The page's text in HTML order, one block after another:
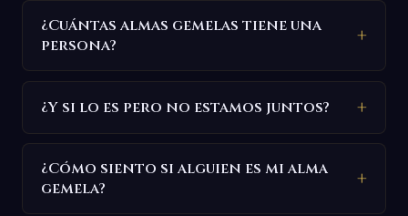
¿Cuántas almas gemelas tiene una
persona?
¿Y si lo es pero no estamos juntos?
¿Cómo siento si alguien es mi alma
gemela?